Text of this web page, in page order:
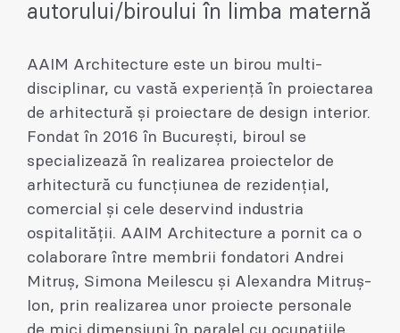
autorului/biroului în limba maternă
AAIM Architecture este un birou multi-
disciplinar, cu vastă experiență în proiectarea
de arhitectură și proiectare de design interior.
Fondat în 2016 în București, biroul se
specializează în realizarea proiectelor de
arhitectură cu funcțiunea de rezidențial,
comercial și cele deservind industria
ospitalității. AAIM Architecture a pornit ca o
colaborare între membrii fondatori Andrei
Mitruș, Simona Meilescu și Alexandra Mitruș-
Ion, prin realizarea unor proiecte personale